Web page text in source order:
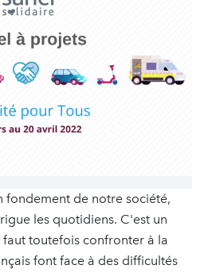
fondement de notre société,
les quotidiens. C'est un
faut toutefois confronter à la
font face à des difficultés